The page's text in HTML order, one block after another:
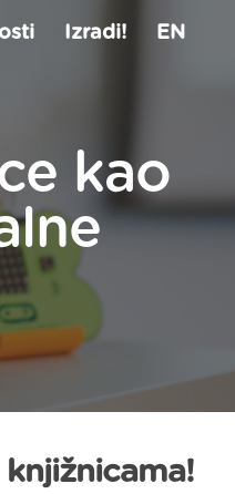
Izradi! EN
kao